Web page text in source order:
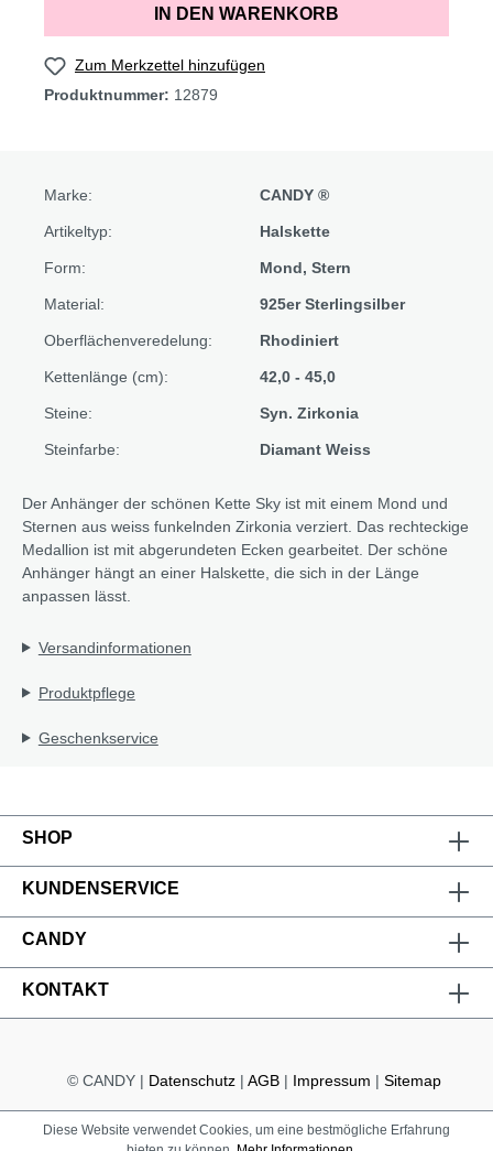
IN DEN WARENKORB
Zum Merkzettel hinzufügen
Produktnummer: 12879
Marke: CANDY ®
Artikeltyp: Halskette
Form: Mond, Stern
Material: 925er Sterlingsilber
Oberflächenveredelung: Rhodiniert
Kettenlänge (cm): 42,0 - 45,0
Steine: Syn. Zirkonia
Steinfarbe: Diamant Weiss
Der Anhänger der schönen Kette Sky ist mit einem Mond und
Sternen aus weiss funkelnden Zirkonia verziert. Das rechteckige
Medallion ist mit abgerundeten Ecken gearbeitet. Der schöne
Anhänger hängt an einer Halskette, die sich in der Länge
anpassen lässt.
Versandinformationen
Produktpflege
Geschenkservice
KONTAKT
SHOP
KUNDENSERVICE
CANDY
© CANDY | Datenschutz | AGB | Impressum | Sitemap
Diese Website verwendet Cookies, um eine bestmögliche Erfahrung